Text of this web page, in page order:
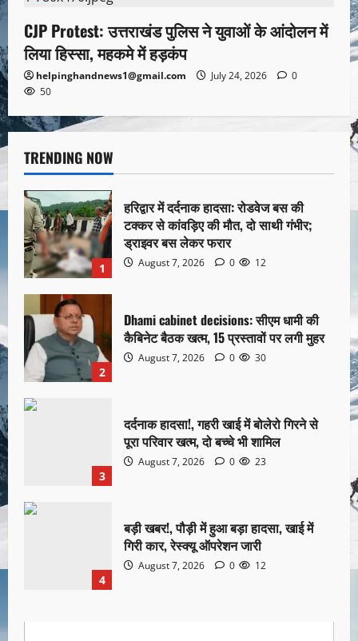
CJP Protest: उत्तराखंड पुलिस ने युवाओं के आंदोलन में
लिया हिस्सा, महकमे में हड़कंप
helpinghandnews1@gmail.com July 24, 2026
0
50
TRENDING NOW
1
हरिद्वार में दर्दनाक हादसा: रोडवेज बस की
टक्कर से कांवड़िए की मौत, दो साथी गंभीर;
ड्राइवर बस लेकर फरार
August 7, 2026 0 12
2
Dhami cabinet decisions: सीएम धामी की
कैबिनेट बैठक खत्म, 15 प्रस्तावों पर लगी मुहर
August 7, 2026 0 30
3
दर्दनाक हादसा!, गहरी खाई में बोलेरो गिरने से
पूरा परिवार खत्म, दो बच्चे भी शामिल
August 7, 2026 0 23
4
बड़ी खबर!, पौड़ी में हुआ बड़ा हादसा, खाई में
गिरी कार, रेस्क्यू ऑपरेशन जारी
August 7, 2026 0 12